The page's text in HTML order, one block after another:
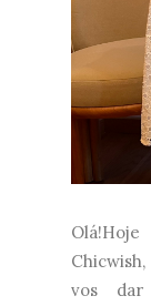
vos dar